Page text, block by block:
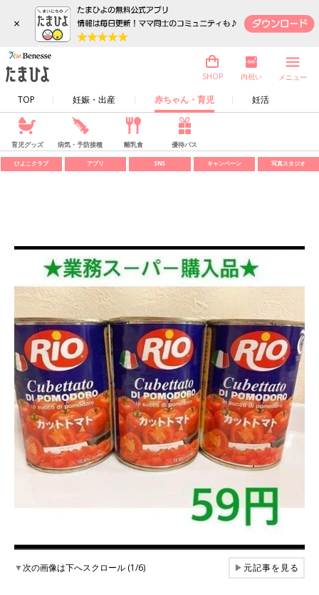
×
TOP 妊娠・出産 赤ちゃん・育児 妊活
SHOP 内祝い メニュー
育児グッズ 病気・予防接種 離乳食 優待パス
ひよこクラブ アプリ SNS キャンペーン 写真スタジオ
▼次の画像は下へスクロール (1/6) ▶元記事を見る